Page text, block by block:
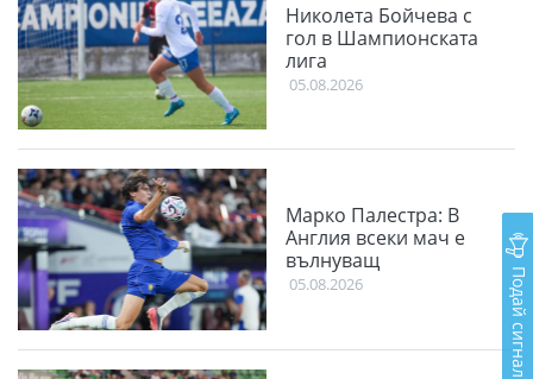
Николета Бойчева с
гол в Шампионската
лига
05.08.2026
Марко Палестра: В
Англия всеки мач е
вълнуващ
05.08.2026 Подай сигнал